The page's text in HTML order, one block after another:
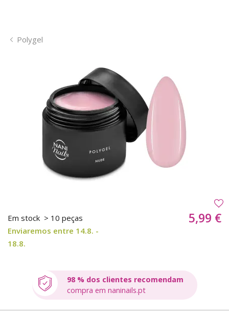
Polygel
Em stock > 10 peças
Enviaremos entre 14.8. -
18.8.
5,99 €
98 % dos clientes recomendam
compra em naninails.pt